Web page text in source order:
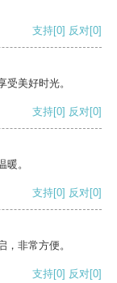
支持[0] 反对[0]
美好时光。
支持[0] 反对[0]
。
支持[0] 反对[0]
非常方便。
支持[0] 反对[0]